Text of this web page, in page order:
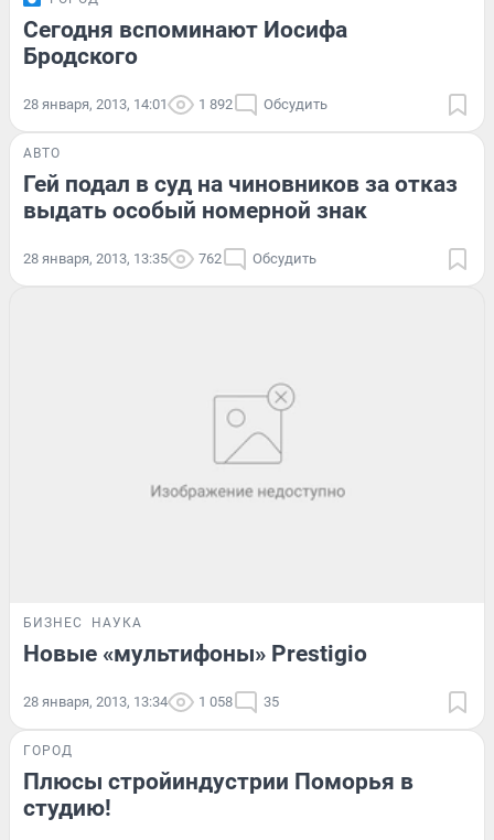
Сегодня вспоминают Иосифа
Бродского
28 января, 2013, 14:01 1 892 Обсудить
АВТО
Гей подал в суд на чиновников за отказ
выдать особый номерной знак
28 января, 2013, 13:35 762 Обсудить
БИЗНЕС НАУКА
Новые «мультифоны» Prestigio
28 января, 2013, 13:34 1 058 35
ГОРОД
Плюсы стройиндустрии Поморья в
студию!